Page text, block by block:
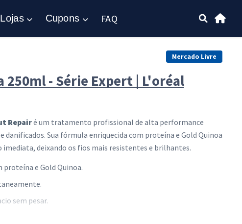
Lojas Cupons FAQ
Mercado Livre
250ml - Série Expert | L'oréal
Repairé um tratamento profissional de alta performance
danificados. Sua fórmula enriquecida com proteína e Gold Quinoa
deixando os fios mais resistentes e brilhantes.
e Gold Quinoa.
sem pesar.